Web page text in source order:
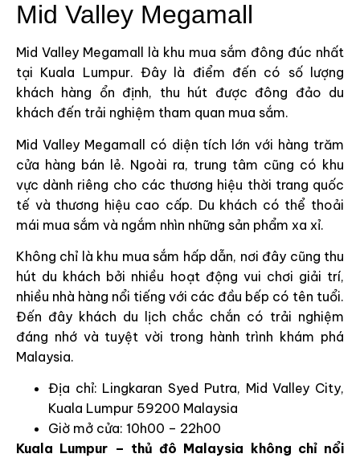
Mid Valley Megamall
Mid Valley Megamall là khu mua sắm đông đúc nhất
tại Kuala Lumpur. Đây là điểm đến có số lượng
khách hàng ổn định, thu hút được đông đảo du
khách đến trải nghiệm tham quan mua sắm.
Mid Valley Megamall có diện tích lớn với hàng trăm
cửa hàng bán lẻ. Ngoài ra, trung tâm cũng có khu
vực dành riêng cho các thương hiệu thời trang quốc
tế và thương hiệu cao cấp. Du khách có thể thoải
mái mua sắm và ngắm nhìn những sản phẩm xa xỉ.
Không chỉ là khu mua sắm hấp dẫn, nơi đây cũng thu
hút du khách bởi nhiều hoạt động vui chơi giải trí,
nhiều nhà hàng nổi tiếng với các đầu bếp có tên tuổi.
Đến đây khách du lịch chắc chắn có trải nghiệm
đáng nhớ và tuyệt vời trong hành trình khám phá
Malaysia.
Địa chỉ: Lingkaran Syed Putra, Mid Valley City,
Kuala Lumpur 59200 Malaysia
Giờ mở cửa: 10h00 – 22h00
Kuala Lumpur – thủ đô Malaysia không chỉ nổi